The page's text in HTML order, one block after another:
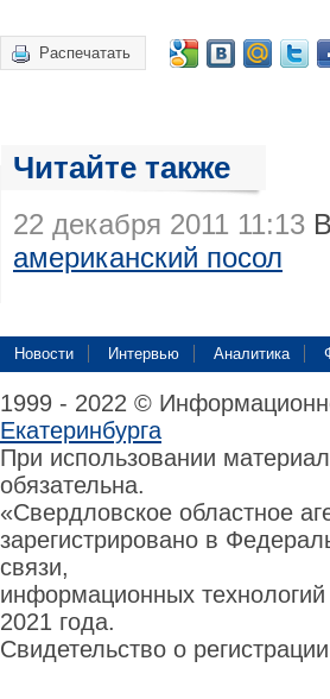
Распечатать
Читайте также
22 декабря 2011 11:13
американский посол
Новости Интервью Аналитика
1999 - 2022 ©
Екатеринбурга
При использовании
обязательна.
«Свердловское областное
зарегистрировано в
связи,
информационных
2021 года.
Свидетельство о